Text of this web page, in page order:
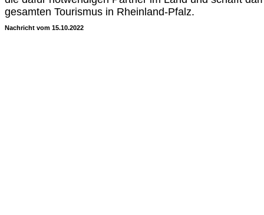
gesamten Tourismus in Rheinland-Pfalz.
Nachricht vom 15.10.2022